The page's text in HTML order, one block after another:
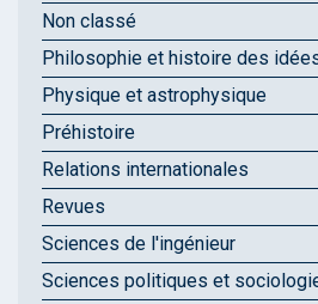
Non classé
Philosophie et histoire des
Physique et astrophysique
Préhistoire
Relations internationales
Revues
Sciences de l'ingénieur
Sciences politiques et